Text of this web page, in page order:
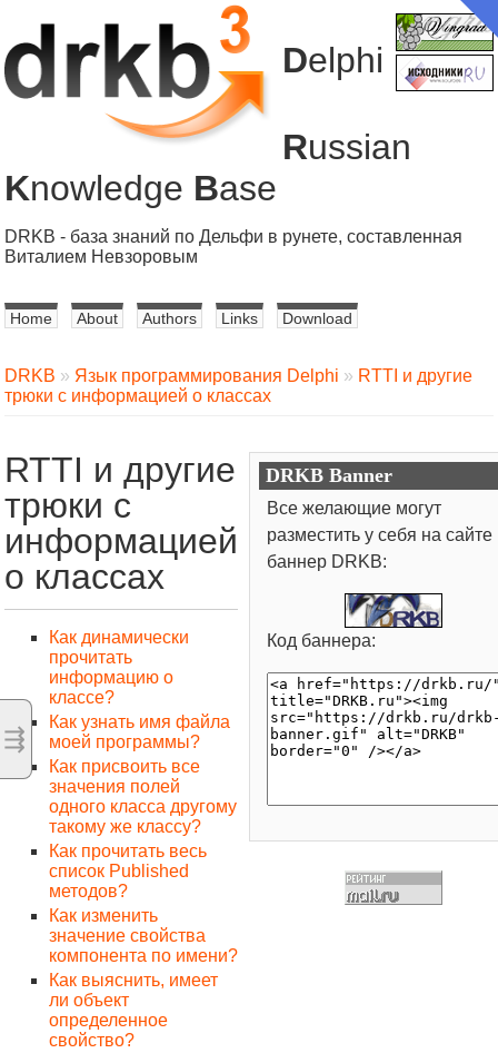
⇶
Delphi
Russian
Knowledge Base
DRKB - база знаний по Дельфи в рунете, составленная
Виталием Невзоровым
Home About Authors Links Download
DRKB » Язык программирования Delphi » RTTI и другие
трюки с информацией о классах
RTTI и другие
трюки с
информацией
о классах
Как динамически
прочитать
информацию о
классе?
Как узнать имя файла
моей программы?
Как присвоить все
значения полей
одного класса другому
такому же классу?
Как прочитать весь
список Published
методов?
Как изменить
значение свойства
компонента по имени?
Как выяснить, имеет
ли объект
определенное
свойство?
DRKB Banner
Все желающие могут
разместить у себя на сайте
баннер DRKB:
Код баннера: